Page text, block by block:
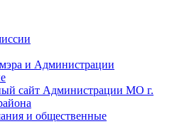
и Администрации
сайт Администрации МО г.
и общественные